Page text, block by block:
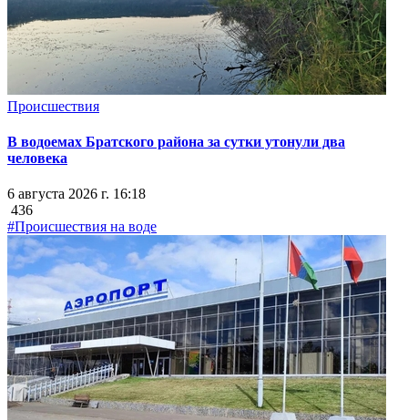
Происшествия
В водоемах Братского района за сутки утонули два
человека
6 августа 2026 г. 16:18
436
#Происшествия на воде